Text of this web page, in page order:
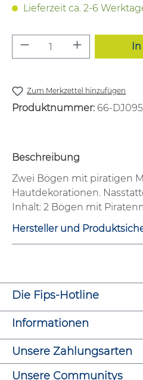
Lieferzeit ca. 2-6
Produkt Anzahl:
Zum Merkzettel hinzufügen
Produktnummer: 66-
Beschreibung
Zwei Bögen mit piratigen
Hautdekorationen.
Inhalt: 2 Bögen mit
Hersteller und
Die Fips-Hotline
Informationen
Unsere Zahlungsarten
Unsere Communitys